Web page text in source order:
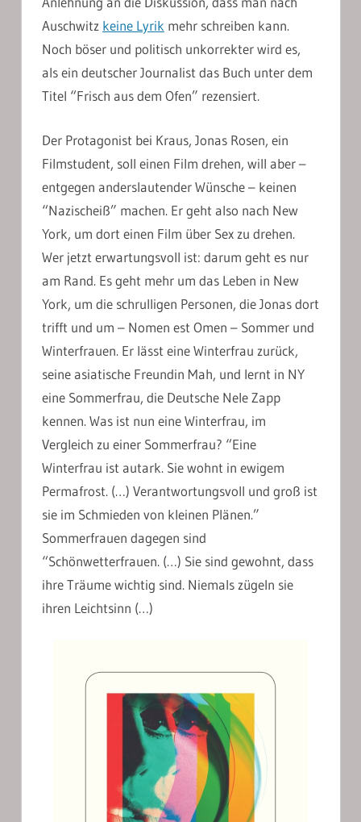
Auschwitz keine Lyrik mehr schreiben kann.
Noch böser und politisch unkorrekter wird es,
als ein deutscher Journalist das Buch unter dem
Titel “Frisch aus dem Ofen” rezensiert.
Der Protagonist bei Kraus, Jonas Rosen, ein
Filmstudent, soll einen Film drehen, will aber –
entgegen anderslautender Wünsche – keinen
“Nazischeiß” machen. Er geht also nach New
York, um dort einen Film über Sex zu drehen.
Wer jetzt erwartungsvoll ist: darum geht es nur
am Rand. Es geht mehr um das Leben in New
York, um die schrulligen Personen, die Jonas dort
trifft und um – Nomen est Omen – Sommer und
Winterfrauen. Er lässt eine Winterfrau zurück,
seine asiatische Freundin Mah, und lernt in NY
eine Sommerfrau, die Deutsche Nele Zapp
kennen. Was ist nun eine Winterfrau, im
Vergleich zu einer Sommerfrau? “Eine
Winterfrau ist autark. Sie wohnt in ewigem
Permafrost. (…) Verantwortungsvoll und groß ist
sie im Schmieden von kleinen Plänen.”
Sommerfrauen dagegen sind
“Schönwetterfrauen. (…) Sie sind gewohnt, dass
ihre Träume wichtig sind. Niemals zügeln sie
ihren Leichtsinn (…)